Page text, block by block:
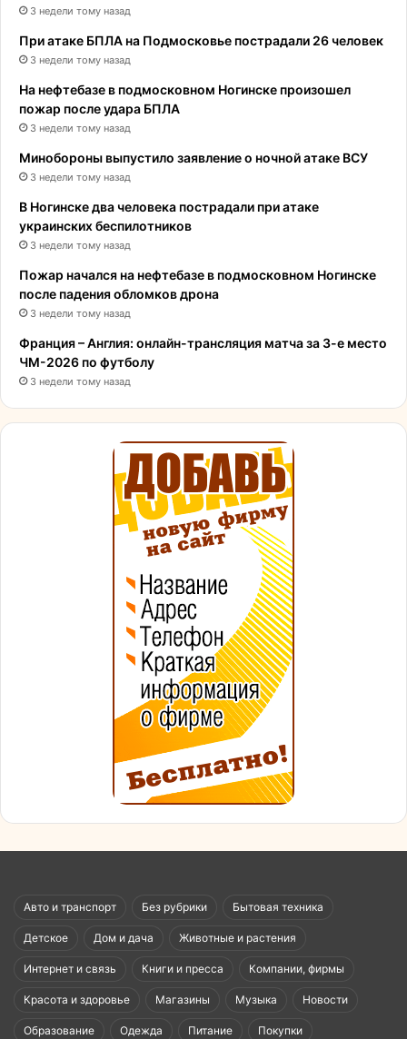
3 недели тому назад
При атаке БПЛА на Подмосковье пострадали 26 человек
3 недели тому назад
На нефтебазе в подмосковном Ногинске произошел
пожар после удара БПЛА
3 недели тому назад
Минобороны выпустило заявление о ночной атаке ВСУ
3 недели тому назад
В Ногинске два человека пострадали при атаке
украинских беспилотников
3 недели тому назад
Пожар начался на нефтебазе в подмосковном Ногинске
после падения обломков дрона
3 недели тому назад
Франция – Англия: онлайн-трансляция матча за 3-е место
ЧМ-2026 по футболу
3 недели тому назад
Авто и транспорт Без рубрики Бытовая техника
Детское Дом и дача Животные и растения
Интернет и связь Книги и пресса Компании, фирмы
Красота и здоровье Магазины Музыка Новости
Образование Одежда Питание Покупки